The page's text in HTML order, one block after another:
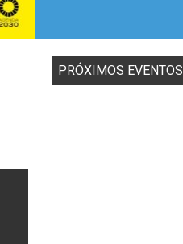
PRÓXIMOS EVENTOS